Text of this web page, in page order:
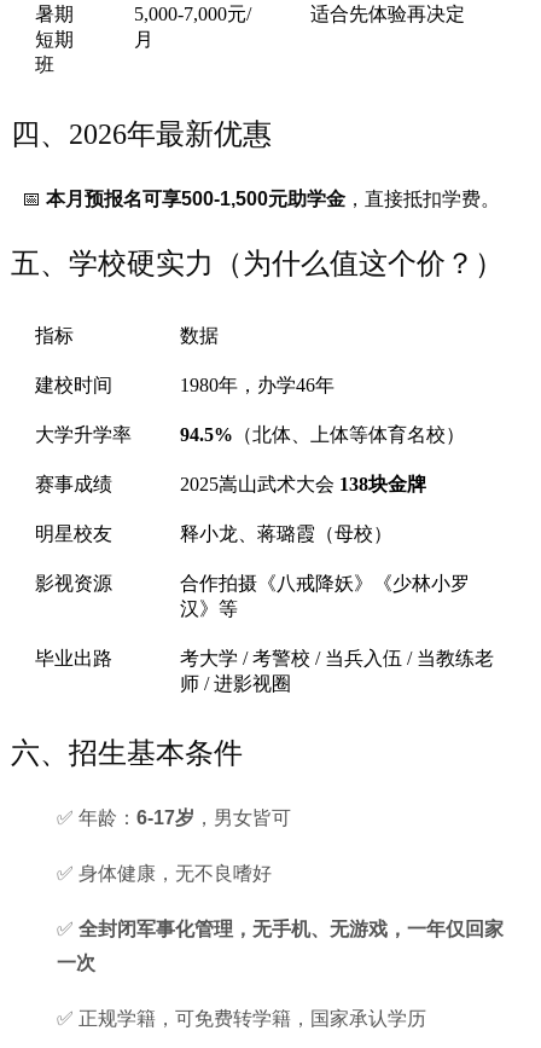
暑期
短期
班
5,000-7,000元/
月
适合先体验再决定
四、2026年最新优惠
📅 本月预报名可享500-1,500元助学金，直接抵扣学费。
五、学校硬实力（为什么值这个价？）
指标 数据
建校时间 1980年，办学46年
大学升学率 94.5% （北体、上体等体育名校）
赛事成绩 2025嵩山武术大会 138块金牌
明星校友 释小龙、蒋璐霞（母校）
影视资源
合作拍摄《八戒降妖》《少林小罗
汉》等
毕业出路
考大学 / 考警校 / 当兵入伍 / 当教练老
师 / 进影视圈
六、招生基本条件
✅ 年龄： 6-17岁 ，男女皆可
✅ 身体健康，无不良嗜好
✅ 全封闭军事化管理，无手机、无游戏，一年仅回家
一次
✅ 正规学籍，可免费转学籍，国家承认学历